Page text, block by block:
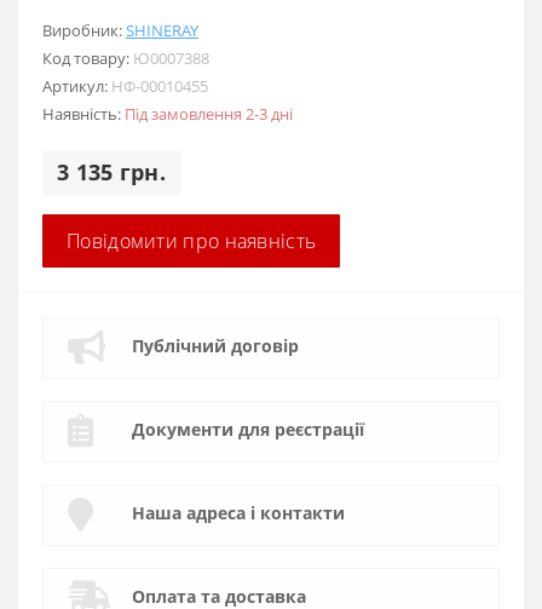
Виробник:SHINERAY
Код товару: Ю0007388
Артикул: НФ-00010455
Наявність: Під замовлення 2-3 дні
3 135 грн.
Повідомити про наявність
Публічний договір
Документи для реєстрації
Наша адреса і контакти
Оплата та доставка